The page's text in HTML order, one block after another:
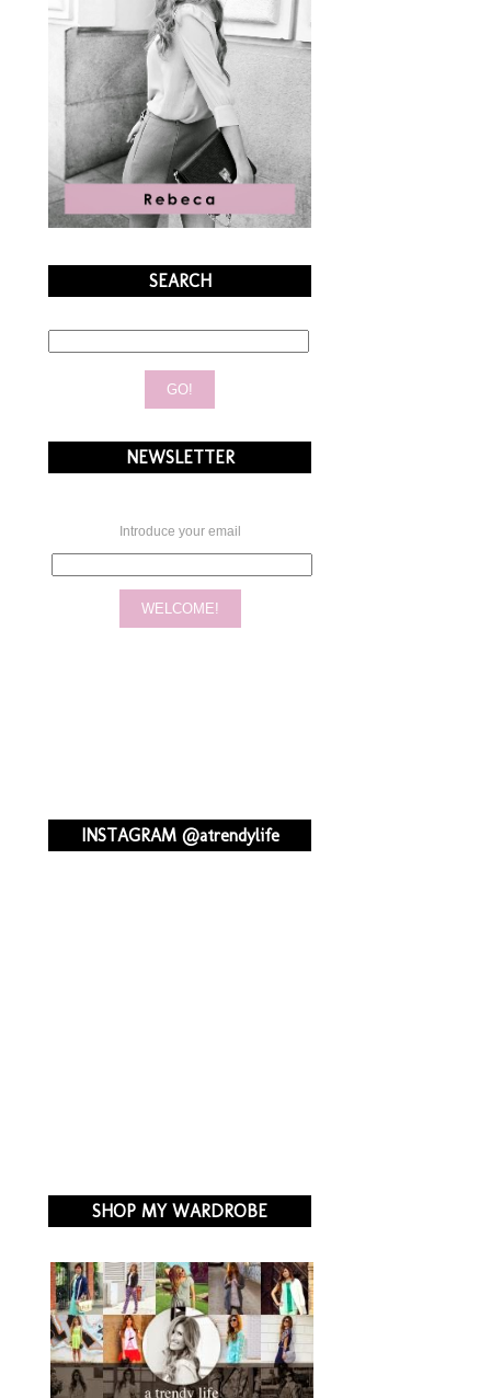
SEARCH
NEWSLETTER
Introduce your email
INSTAGRAM @atrendylife
SHOP MY WARDROBE